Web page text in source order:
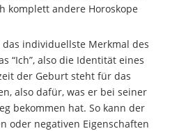
komplett andere Horoskope
individuellste Merkmal des
“Ich”, also die Identität eines
der Geburt steht für das
also dafür, was er bei seiner
bekommen hat. So kann der
oder negativen Eigenschaften